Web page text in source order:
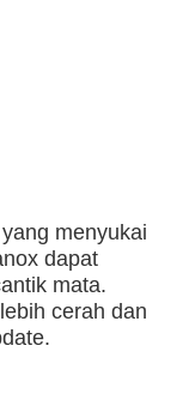
menyukai
dapat
mata.
cerah dan